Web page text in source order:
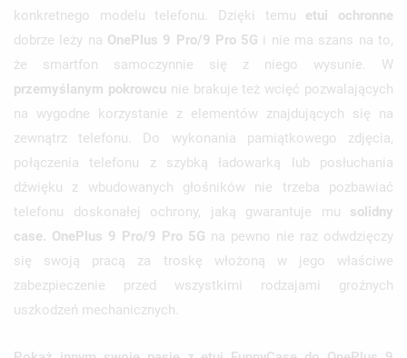
konkretnego modelu telefonu. Dzięki temu etui ochronne
dobrze leży na OnePlus 9 Pro/9 Pro 5G i nie ma szans na to,
że smartfon samoczynnie się z niego wysunie. W
przemyślanym pokrowcu nie brakuje też wcięć pozwalających
na wygodne korzystanie z elementów znajdujących się na
zewnątrz telefonu. Do wykonania pamiątkowego zdjęcia,
połączenia telefonu z szybką ładowarką lub posłuchania
dźwięku z wbudowanych głośników nie trzeba pozbawiać
telefonu doskonałej ochrony, jaką gwarantuje mu solidny
case. OnePlus 9 Pro/9 Pro 5G na pewno nie raz odwdzięczy
się swoją pracą za troskę włożoną w jego właściwe
zabezpieczenie przed wszystkimi rodzajami groźnych
uszkodzeń mechanicznych.